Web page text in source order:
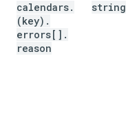
calendars.
(key) .
errors[] .
reason
string